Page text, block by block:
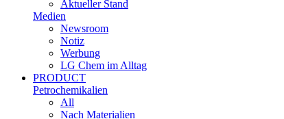
Aktueller Stand
Medien
Newsroom
Notiz
Werbung
LG Chem im Alltag
PRODUCT
Petrochemikalien
All
Nach Materialien